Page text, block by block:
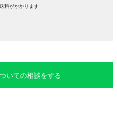
料がかかります
いての相談をする